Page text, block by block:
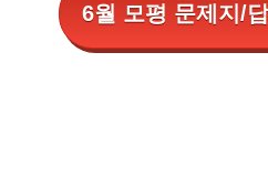
6월 모평 문제지/